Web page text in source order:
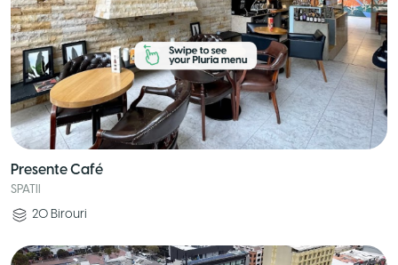
Presente Café
SPATII
20 Birouri